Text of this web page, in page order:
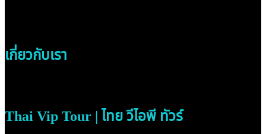
เกี่ยวกับเรา
Thai Vip Tour | ไทย วีไอพี ทัวร์